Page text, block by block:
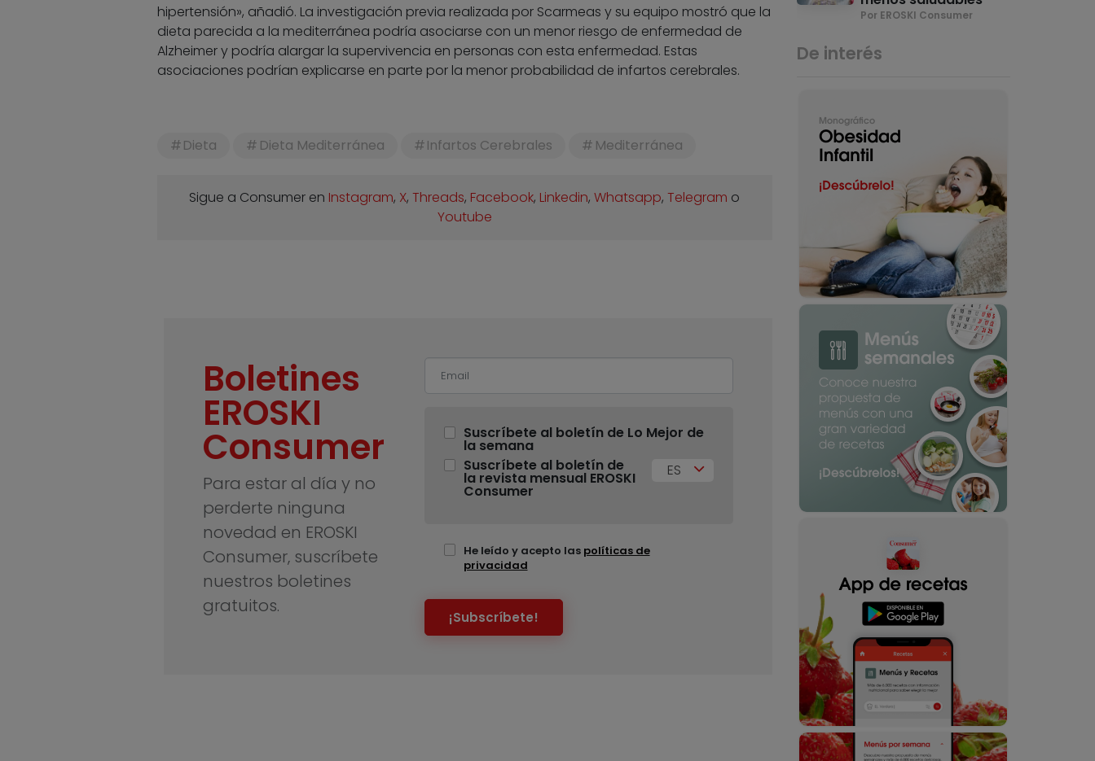
hipertensión», añadió. La investigación previa realizada por Scarmeas y su equipo mostró que la
dieta parecida a la mediterránea podría asociarse con un menor riesgo de enfermedad de
Alzheimer y podría alargar la supervivencia en personas con esta enfermedad. Estas
asociaciones podrían explicarse en parte por la menor probabilidad de infartos cerebrales.
Dieta Dieta Mediterránea Infartos Cerebrales Mediterránea
Sigue a Consumer en Instagram, X,Threads, Facebook, Linkedin,Whatsapp,Telegram o
Youtube
Boletines
EROSKI
Consumer
Para estar al día y no
perderte ninguna
novedad en EROSKI
Consumer, suscríbete
nuestros boletines
gratuitos.
Suscríbete al boletín de Lo Mejor de
la semana
Suscríbete al boletín de
la revista mensual EROSKI
Consumer
ES
He leído y acepto las políticas de
privacidad
¡Subscríbete!
Por EROSKI Consumer
De interés